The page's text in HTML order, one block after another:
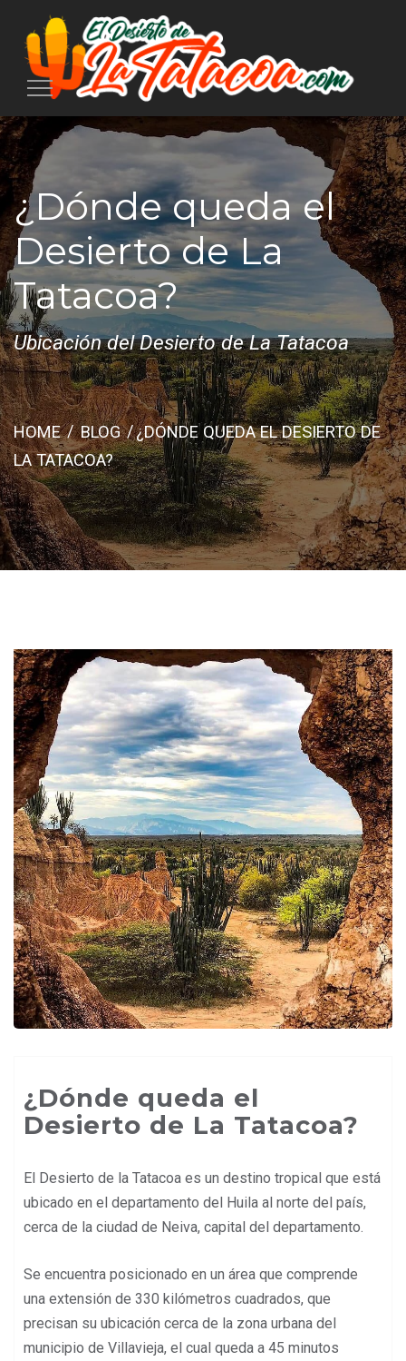
Toggle
¿Dónde queda el
Desierto de La
Tatacoa?
Ubicación del Desierto de La Tatacoa
HOME BLOG
¿DÓNDE QUEDA EL DESIERTO DE
LA TATACOA?
¿Dónde queda el
Desierto de La Tatacoa?
El Desierto de la Tatacoa es un destino tropical que está
ubicado en el departamento del Huila al norte del país,
cerca de la ciudad de Neiva, capital del departamento.
Se encuentra posicionado en un área que comprende
una extensión de 330 kilómetros cuadrados, que
precisan su ubicación cerca de la zona urbana del
municipio de Villavieja, el cual queda a 45 minutos